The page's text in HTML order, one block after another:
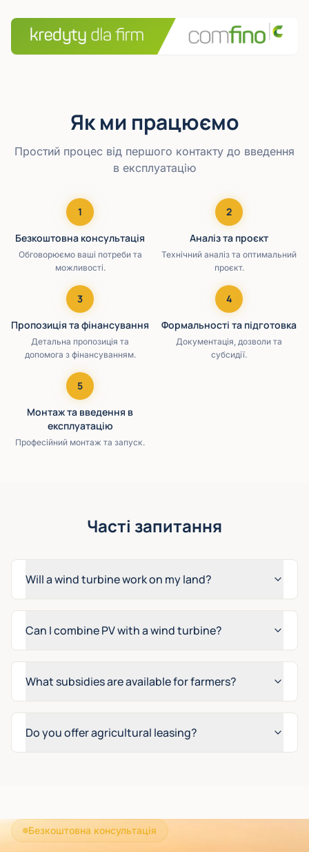
Як ми працюємо
Простий процес від першого контакту до введення
в експлуатацію
1
Безкоштовна консультація
Обговорюємо ваші потреби та
можливості.
2
Аналіз та проєкт
Технічний аналіз та оптимальний
проєкт.
3
Пропозиція та фінансування
Детальна пропозиція та
допомога з фінансуванням.
4
Формальності та підготовка
Документація, дозволи та
субсидії.
5
Монтаж та введення в
експлуатацію
Професійний монтаж та запуск.
Часті запитання
Will a wind turbine work on my land?
Can I combine PV with a wind turbine?
What subsidies are available for farmers?
Do you offer agricultural leasing?
Безкоштовна консультація